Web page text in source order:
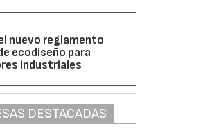
nuevo reglamento
ecodiseño para
industriales
DESTACADAS